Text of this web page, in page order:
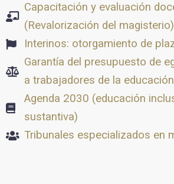
Capacitación y evaluación
(Revalorización del magisterio)
Interinos: otorgamiento de
Garantía del presupuesto de
a trabajadores de la educación
Agenda 2030 (educación
sustantiva)
Tribunales especializados en